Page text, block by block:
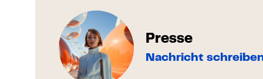
Presse
Nachricht